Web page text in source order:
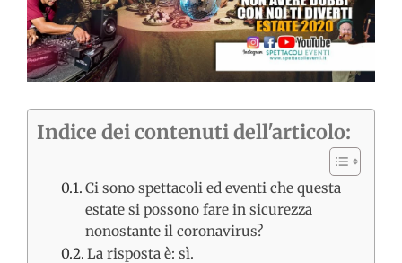
Indice dei contenuti dell'articolo:
Ci sono spettacoli ed eventi che questa
estate si possono fare in sicurezza
nonostante il coronavirus?
La risposta è: sì.